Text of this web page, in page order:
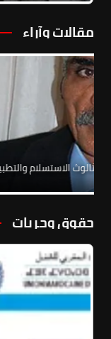
مقالات وآراء
الإطاري الخاص بلبنان:
الأهلية
حقوق وحريات